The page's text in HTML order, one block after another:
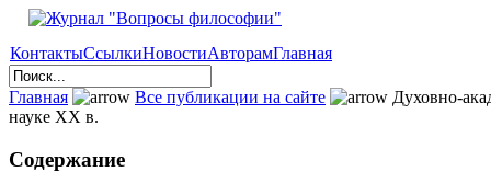
КонтактыСсылкиНовостиАвторамГлавная
Главная Все публикации на сайте
Духовно-
науке XX в.
Содержание